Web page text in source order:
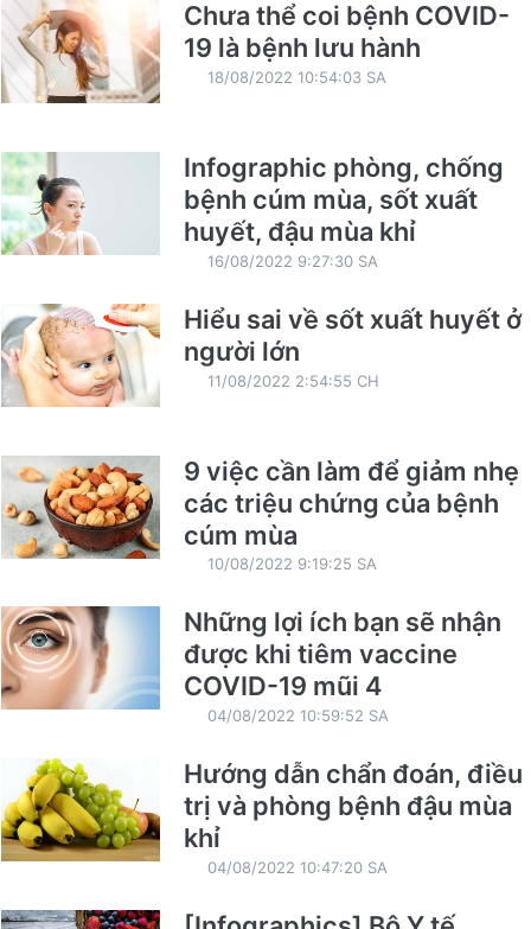
Chưa thể coi bệnh COVID-
19 là bệnh lưu hành
18/08/2022 10:54:03 SA
Infographic phòng, chống
bệnh cúm mùa, sốt xuất
huyết, đậu mùa khỉ
16/08/2022 9:27:30 SA
Hiểu sai về sốt xuất huyết ở
người lớn
11/08/2022 2:54:55 CH
9 việc cần làm để giảm nhẹ
các triệu chứng của bệnh
cúm mùa
10/08/2022 9:19:25 SA
Những lợi ích bạn sẽ nhận
được khi tiêm vaccine
COVID-19 mũi 4
04/08/2022 10:59:52 SA
Hướng dẫn chẩn đoán, điều
trị và phòng bệnh đậu mùa
khỉ
04/08/2022 10:47:20 SA